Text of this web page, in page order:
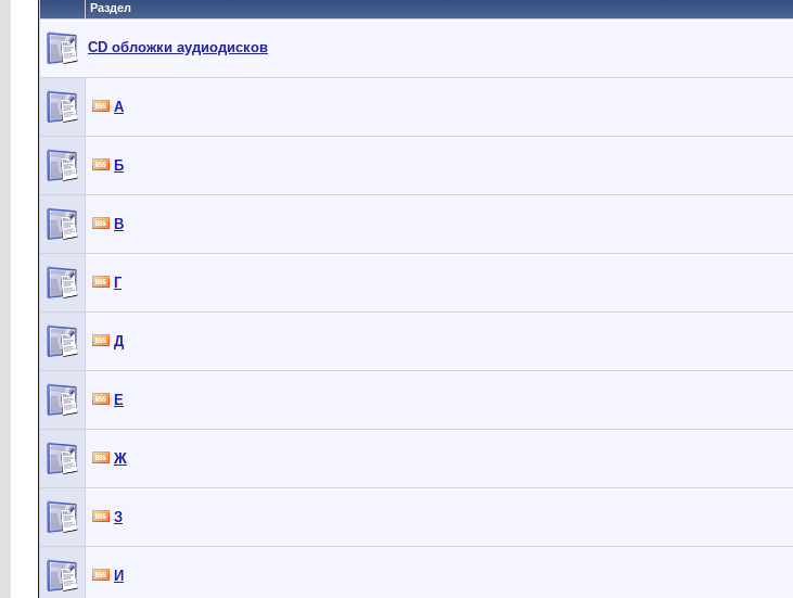
Раздел
CD обложки аудиодисков
А
Б
В
Г
Д
Е
Ж
З
И